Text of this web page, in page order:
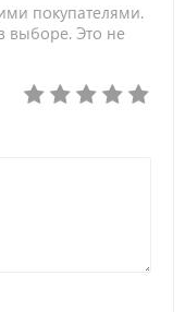
покупателями.
выборе. Это не